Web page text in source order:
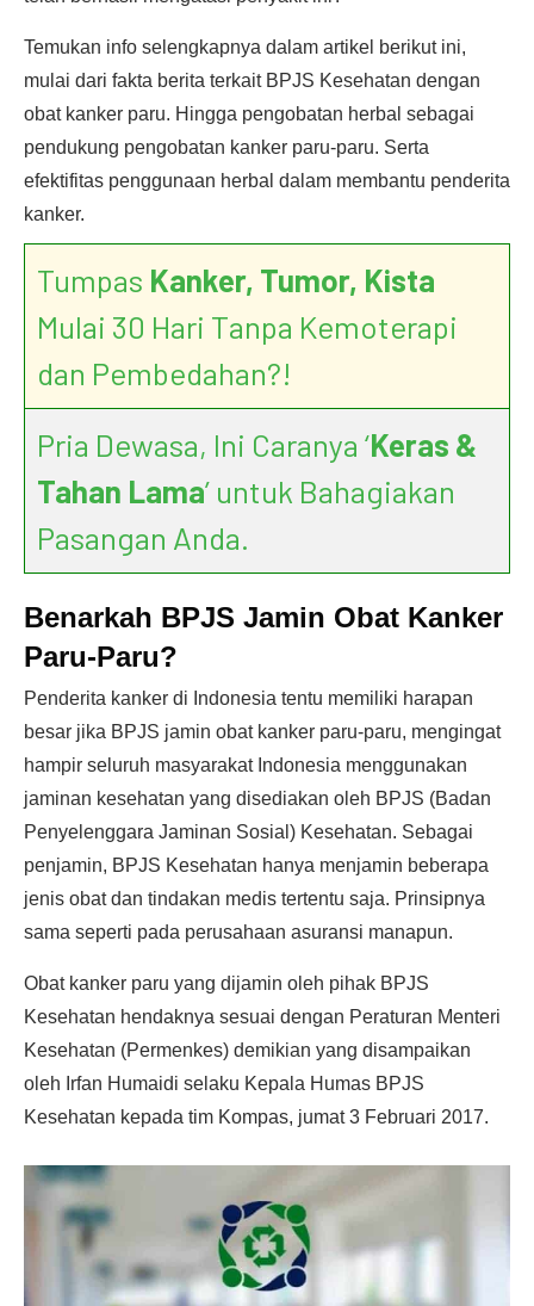
Temukan info selengkapnya dalam artikel berikut ini,
mulai dari fakta berita terkait BPJS Kesehatan dengan
obat kanker paru. Hingga pengobatan herbal sebagai
pendukung pengobatan kanker paru-paru. Serta
efektifitas penggunaan herbal dalam membantu penderita
kanker.
Tumpas Kanker, Tumor, Kista
Mulai 30 Hari Tanpa Kemoterapi
dan Pembedahan?!
Pria Dewasa, Ini Caranya ‘Keras &
Tahan Lama’ untuk Bahagiakan
Pasangan Anda.
Benarkah BPJS Jamin Obat Kanker
Paru-Paru?
Penderita kanker di Indonesia tentu memiliki harapan
besar jika BPJS jamin obat kanker paru-paru, mengingat
hampir seluruh masyarakat Indonesia menggunakan
jaminan kesehatan yang disediakan oleh BPJS (Badan
Penyelenggara Jaminan Sosial) Kesehatan. Sebagai
penjamin, BPJS Kesehatan hanya menjamin beberapa
jenis obat dan tindakan medis tertentu saja. Prinsipnya
sama seperti pada perusahaan asuransi manapun.
Obat kanker paru yang dijamin oleh pihak BPJS
Kesehatan hendaknya sesuai dengan Peraturan Menteri
Kesehatan (Permenkes) demikian yang disampaikan
oleh Irfan Humaidi selaku Kepala Humas BPJS
Kesehatan kepada tim Kompas, jumat 3 Februari 2017.